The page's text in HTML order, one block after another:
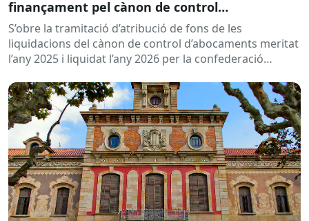
finançament pel cànon de control
d’abocaments meritat l’any 2025 i liquidat l’any
2026
S’obre la tramitació d’atribució de fons de les
liquidacions del cànon de control d’abocaments meritat
l’any 2025 i liquidat l’any 2026 per la confederació